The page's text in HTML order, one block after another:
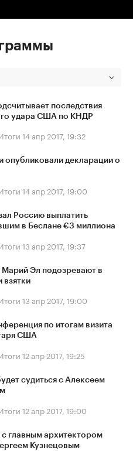
последствия
удара США по КНДР
14 апр 2017, 19:32
опубликовали декларации о
14 апр 2017, 19:00
Россию выплатить
в Беслане €3 миллиона
13 апр 2017, 19:37
Марий Эл подозревают в
взятки
13 апр 2017, 19:00
по итогам визита
США
12 апр 2017, 19:25
судиться с Алексеем
12 апр 2017, 19:00
главным архитектором
Кузнецовым